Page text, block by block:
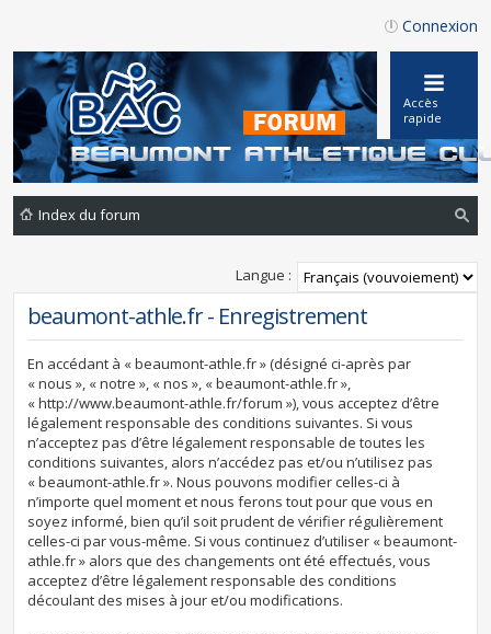
Connexion
Accès
rapide
Index du forum
he
he
Langue :
beaumont-athle.fr - Enregistrement
En accédant à « beaumont-athle.fr » (désigné ci-après par
« nous », « notre », « nos », « beaumont-athle.fr »,
« http://www.beaumont-athle.fr/forum »), vous acceptez d’être
légalement responsable des conditions suivantes. Si vous
n’acceptez pas d’être légalement responsable de toutes les
conditions suivantes, alors n’accédez pas et/ou n’utilisez pas
« beaumont-athle.fr ». Nous pouvons modifier celles-ci à
n’importe quel moment et nous ferons tout pour que vous en
soyez informé, bien qu’il soit prudent de vérifier régulièrement
celles-ci par vous-même. Si vous continuez d’utiliser « beaumont-
athle.fr » alors que des changements ont été effectués, vous
acceptez d’être légalement responsable des conditions
découlant des mises à jour et/ou modifications.